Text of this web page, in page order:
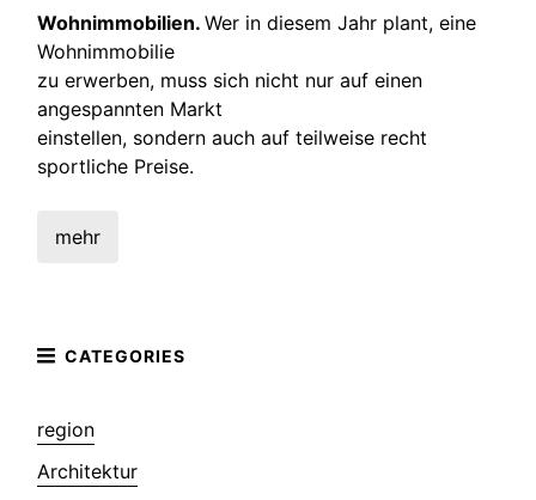
Wohnimmobilien.Wer in diesem Jahr plant, eine
Wohnimmobilie
zu erwerben, muss sich nicht nur auf einen
angespannten Markt
einstellen, sondern auch auf teilweise recht
sportliche Preise.
mehr
region
Architektur